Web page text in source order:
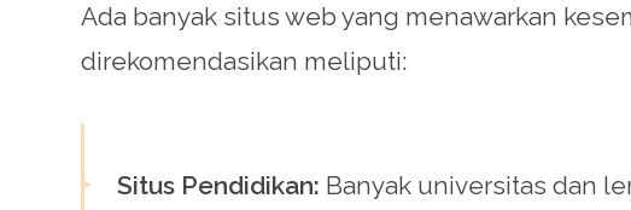
Ada banyak situs web yang menawarkan
direkomendasikan meliputi:
Situs Pendidikan: Banyak universitas dan